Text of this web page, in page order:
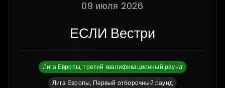
09 июля 2026
ЕСЛИ Вестри
Лига Европы, третий квалификационный раунд
Лига Европы, Первый отборочный раунд